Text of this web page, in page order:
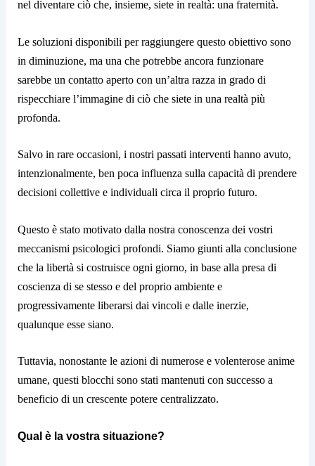
nel diventare ciò che, insieme, siete in realtà: una fraternità.
Le soluzioni disponibili per raggiungere questo obiettivo sono
in diminuzione, ma una che potrebbe ancora funzionare
sarebbe un contatto aperto con un’altra razza in grado di
rispecchiare l’immagine di ciò che siete in una realtà più
profonda.
Salvo in rare occasioni, i nostri passati interventi hanno avuto,
intenzionalmente, ben poca influenza sulla capacità di prendere
decisioni collettive e individuali circa il proprio futuro.
Questo è stato motivato dalla nostra conoscenza dei vostri
meccanismi psicologici profondi. Siamo giunti alla conclusione
che la libertà si costruisce ogni giorno, in base alla presa di
coscienza di se stesso e del proprio ambiente e
progressivamente liberarsi dai vincoli e dalle inerzie,
qualunque esse siano.
Tuttavia, nonostante le azioni di numerose e volenterose anime
umane, questi blocchi sono stati mantenuti con successo a
beneficio di un crescente potere centralizzato.
Qual è la vostra situazione?